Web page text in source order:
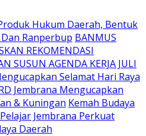
Hukum Daerah, Bentuk
Ranperbup BANMUS
REKOMENDASI
SUSUN AGENDA KERJA JULI
Selamat Hari Raya
Jembrana Mengucapkan
& Kuningan Kemah Budaya
Jembrana Perkuat
Daerah